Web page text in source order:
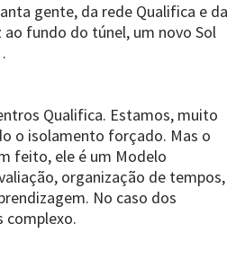
gente, da rede Qualifica e da
fundo do túnel, um novo Sol
Qualifica. Estamos, muito
o isolamento forçado. Mas o
feito, ele é um Modelo
organização de tempos,
No caso dos
complexo.